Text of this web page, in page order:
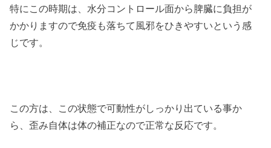
特にこの時期は、水分コントロール面から脾臓に負担が
かかりますので免疫も落ちて風邪をひきやすいという感
じです。
この方は、この状態で可動性がしっかり出ている事か
ら、歪み自体は体の補正なので正常な反応です。